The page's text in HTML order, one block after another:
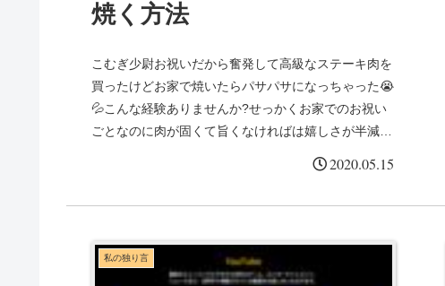
焼く方法
こむぎ少尉お祝いだから奮発して高級なステーキ肉を
買ったけどお家で焼いたらパサパサになっちゃった😭
💦こんな経験ありませんか?せっかくお家でのお祝い
ごとなのに肉が固くて旨くなければは嬉しさが半減し
2020.05.15
私の独り言